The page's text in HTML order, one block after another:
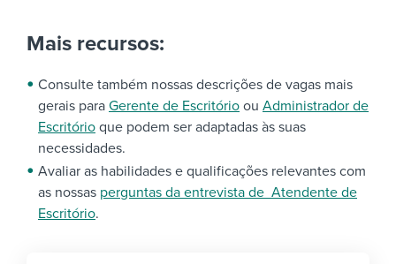
Mais recursos:
Consulte também nossas descrições de vagas mais
gerais para Gerente de Escritório ou Administrador de
Escritório que podem ser adaptadas às suas
necessidades.
Avaliar as habilidades e qualificações relevantes com
as nossas perguntas da entrevista de Atendente de
Escritório.